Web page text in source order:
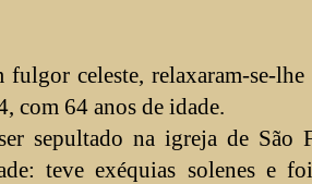
celeste, relaxaram-se-lhe
com 64 anos de idade.
sepultado na igreja de São
teve exéquias solenes e